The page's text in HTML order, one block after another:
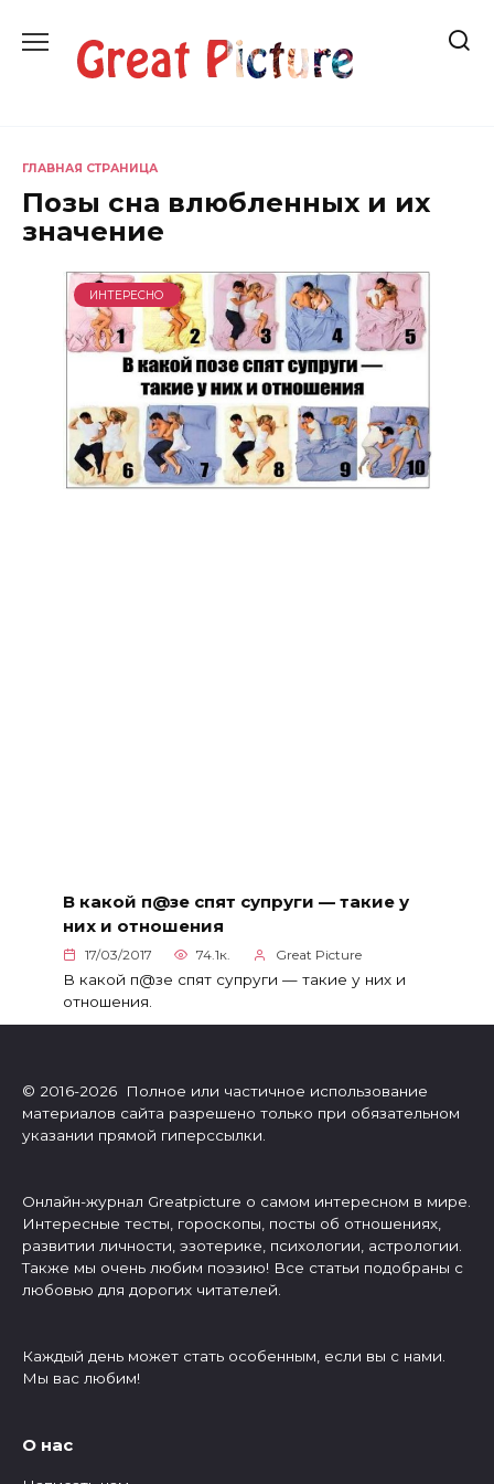
содержанию
ГЛАВНАЯ СТРАНИЦА
Позы сна влюбленных и их
значение
ИНТЕРЕСНО
В какой п@зе спят супруги — такие у
них и отношения
17/03/2017 74.1к. Great Picture
В какой п@зе спят супруги — такие у них и
отношения.
© 2016-2026 Полное или частичное использование
материалов сайта разрешено только при обязательном
указании прямой гиперссылки.
Онлайн-журнал Greatpicture о самом интересном в мире.
Интересные тесты, гороскопы, посты об отношениях,
развитии личности, эзотерике, психологии, астрологии.
Также мы очень любим поэзию! Все статьи подобраны с
любовью для дорогих читателей.
Каждый день может стать особенным, если вы с нами.
Мы вас любим!
О нас